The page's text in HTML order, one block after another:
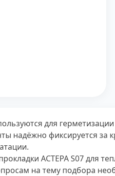
для
надёжно фиксируется
АСТЕРА S07 для
на тему подбора